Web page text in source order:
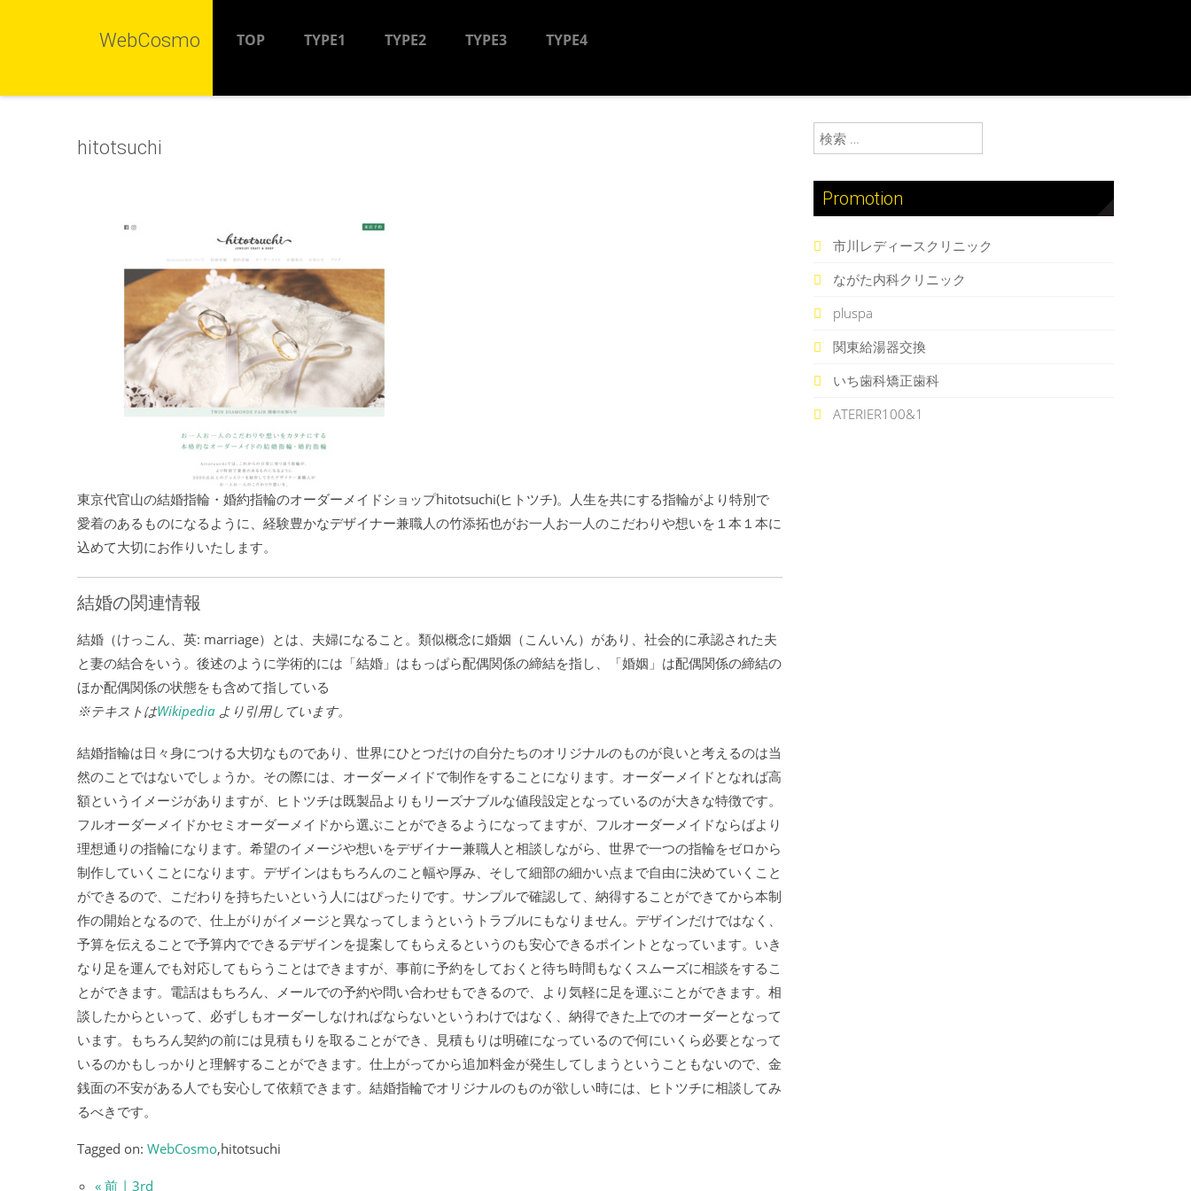
WebCosmo TOP TYPE1 TYPE2 TYPE3 TYPE4
hitotsuchi
東京代官山の結婚指輪・婚約指輪のオーダーメイドショップhitotsuchi(ヒトツチ)。人生を共にする指輪がより特別で
愛着のあるものになるように、経験豊かなデザイナー兼職人の竹添拓也がお一人お一人のこだわりや想いを１本１本に
込めて大切にお作りいたします。
結婚の関連情報
結婚（けっこん、英: marriage）とは、夫婦になること。類似概念に婚姻（こんいん）があり、社会的に承認された夫
と妻の結合をいう。後述のように学術的には「結婚」はもっぱら配偶関係の締結を指し、「婚姻」は配偶関係の締結の
ほか配偶関係の状態をも含めて指している
※テキストはWikipedia より引用しています。
結婚指輪は日々身につける大切なものであり、世界にひとつだけの自分たちのオリジナルのものが良いと考えるのは当
然のことではないでしょうか。その際には、オーダーメイドで制作をすることになります。オーダーメイドとなれば高
額というイメージがありますが、ヒトツチは既製品よりもリーズナブルな値段設定となっているのが大きな特徴です。
フルオーダーメイドかセミオーダーメイドから選ぶことができるようになってますが、フルオーダーメイドならばより
理想通りの指輪になります。希望のイメージや想いをデザイナー兼職人と相談しながら、世界で一つの指輪をゼロから
制作していくことになります。デザインはもちろんのこと幅や厚み、そして細部の細かい点まで自由に決めていくこと
ができるので、こだわりを持ちたいという人にはぴったりです。サンプルで確認して、納得することができてから本制
作の開始となるので、仕上がりがイメージと異なってしまうというトラブルにもなりません。デザインだけではなく、
予算を伝えることで予算内でできるデザインを提案してもらえるというのも安心できるポイントとなっています。いき
なり足を運んでも対応してもらうことはできますが、事前に予約をしておくと待ち時間もなくスムーズに相談をするこ
とができます。電話はもちろん、メールでの予約や問い合わせもできるので、より気軽に足を運ぶことができます。相
談したからといって、必ずしもオーダーしなければならないというわけではなく、納得できた上でのオーダーとなって
います。もちろん契約の前には見積もりを取ることができ、見積もりは明確になっているので何にいくら必要となって
いるのかもしっかりと理解することができます。仕上がってから追加料金が発生してしまうということもないので、金
銭面の不安がある人でも安心して依頼できます。結婚指輪でオリジナルのものが欲しい時には、ヒトツチに相談してみ
るべきです。
Tagged on: WebCosmo,hitotsuchi
« 前 | 3rd
検索:
Promotion
市川レディースクリニック
ながた内科クリニック
pluspa
関東給湯器交換
いち歯科矯正歯科
ATERIER100&1